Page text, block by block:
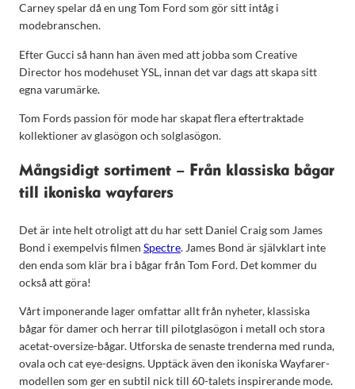
Carney spelar då en ung Tom Ford som gör sitt intåg i
modebranschen.
Efter Gucci så hann han även med att jobba som Creative
Director hos modehuset YSL, innan det var dags att skapa sitt
egna varumärke.
Tom Fords passion för mode har skapat flera eftertraktade
kollektioner av glasögon och solglasögon.
Mångsidigt sortiment – Från klassiska bågar
till ikoniska wayfarers
Det är inte helt otroligt att du har sett Daniel Craig som James
Bond i exempelvis filmen Spectre. James Bond är självklart inte
den enda som klär bra i bågar från Tom Ford. Det kommer du
också att göra!
Vårt imponerande lager omfattar allt från nyheter, klassiska
bågar för damer och herrar till pilotglasögon i metall och stora
acetat-oversize-bågar. Utforska de senaste trenderna med runda,
ovala och cat eye-designs. Upptäck även den ikoniska Wayfarer-
modellen som ger en subtil nick till 60-talets inspirerande mode.